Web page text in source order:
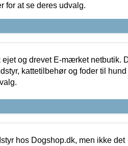
for at se deres udvalg.
og drevet E-mærket netbutik.
kattetilbehør og foder til hund
hos Dogshop.dk, men ikke det